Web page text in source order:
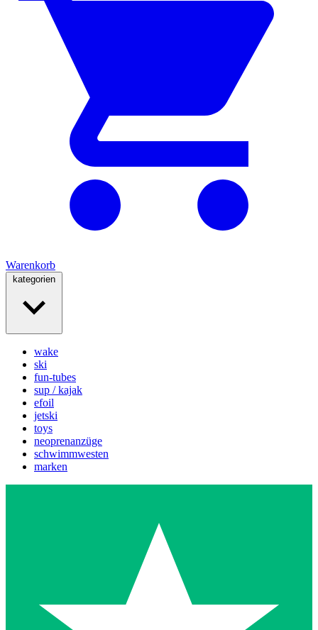
Warenkorb
kategorien
wake
ski
fun-tubes
sup / kajak
efoil
jetski
toys
neoprenanzüge
schwimmwesten
marken